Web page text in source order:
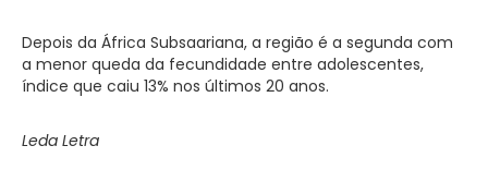
Depois da África Subsaariana, a região é a segunda com
a menor queda da fecundidade entre adolescentes,
índice que caiu 13% nos últimos 20 anos.
Leda Letra